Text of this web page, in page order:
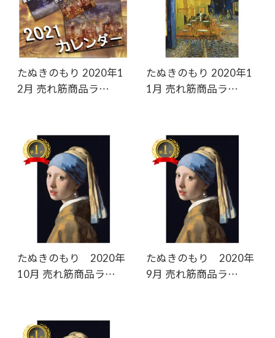
たぬきのもり 2020年1
2月 売れ筋商品ラ…
たぬきのもり 2020年1
1月 売れ筋商品ラ…
たぬきのもり 2020年
10月 売れ筋商品ラ…
たぬきのもり 2020年
9月 売れ筋商品ラ…